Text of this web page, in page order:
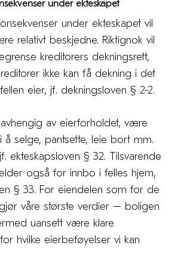
under ekteskapet
under ekteskapet vil
relativt beskjedne. Riktignok vil
kreditorers dekningsrett,
ikke kan få dekning i det
eier, jf. dekningsloven § 2-2.
av eierforholdet, være
å selge, pantsette, leie bort mm.
ekteskapsloven § 32. Tilsvarende
også for innbo i felles hjem,
§ 33. For eiendelen som for de
våre største verdier – boligen
uansett være klare
hvilke eierbeføyelser vi kan